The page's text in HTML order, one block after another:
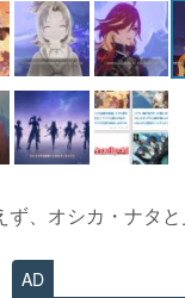
ず、オシカ・ナタ
AD